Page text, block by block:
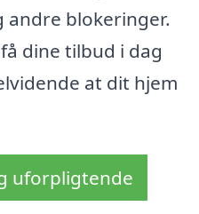
andre blokeringer.
dine tilbud i dag
at dit hjem
uforpligtende